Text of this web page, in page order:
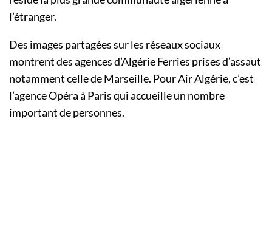
l’étranger.
Des images partagées sur les réseaux sociaux
montrent des agences d’Algérie Ferries prises d’assaut
notamment celle de Marseille. Pour Air Algérie, c’est
l’agence Opéra à Paris qui accueille un nombre
important de personnes.